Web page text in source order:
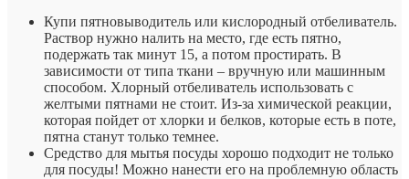
Купи пятновыводитель или кислородный отбеливатель.
Раствор нужно налить на место, где есть пятно,
подержать так минут 15, а потом простирать. В
зависимости от типа ткани – вручную или машинным
способом. Хлорный отбеливатель использовать с
желтыми пятнами не стоит. Из-за химической реакции,
которая пойдет от хлорки и белков, которые есть в поте,
пятна станут только темнее.
Средство для мытья посуды хорошо подходит не только
для посуды! Можно нанести его на проблемную область